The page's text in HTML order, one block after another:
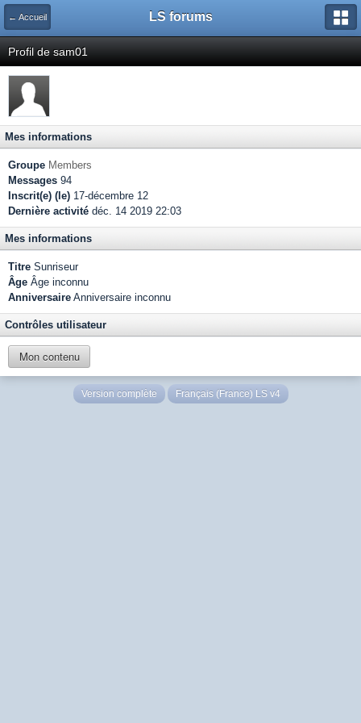
← Accueil LS forums
Profil de sam01
Mes informations
Groupe Members
Messages 94
Inscrit(e) (le) 17-décembre 12
Dernière activité déc. 14 2019 22:03
Mes informations
Titre Sunriseur
Âge Âge inconnu
Anniversaire Anniversaire inconnu
Contrôles utilisateur
Mon contenu
Version complète Français (France) LS v4